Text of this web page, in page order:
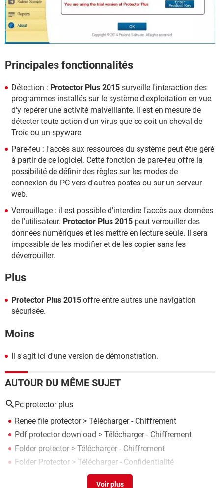
Principales fonctionnalités
Détection : Protector Plus 2015 surveille l'interaction des
programmes installés sur le système d'exploitation en vue
d'y repérer une activité malveillante. Il est en mesure de
détecter toute action d'un virus que ce soit un cheval de
Troie ou un spyware.
Pare-feu : l'accès aux ressources du système peut être géré
à partir de ce logiciel. Cette fonction de pare-feu offre la
possibilité de définir des règles sur les modes de
connexion du PC vers d'autres postes ou sur un serveur
web.
Verrouillage : il est possible d'interdire l'accès aux données
de l'utilisateur. Protector Plus 2015 peut verrouiller des
données numériques et les mettre en lecture seule. Il sera
impossible de les modifier et de les copier sans les
déverrouiller.
Plus
Protector Plus 2015 offre entre autres une navigation
sécurisée.
Moins
Il s'agit ici d'une version de démonstration.
AUTOUR DU MÊME SUJET
Pc protector plus
Renee file protector> Télécharger - Chiffrement
Pdf protector download > Télécharger - Chiffrement
Folder protector > Télécharger - Chiffrement
Folder Protector > Télécharger - Confidentialité
Forum Windows 7